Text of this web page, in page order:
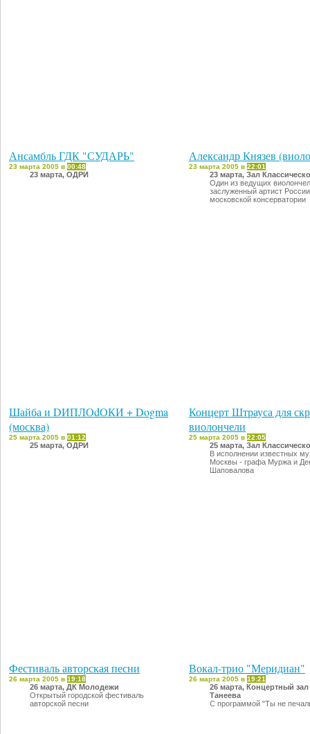
Ансамбль ГДК "СУДАРЬ"
23 марта 2005 в 00:48
23 марта, ОДРИ
Александр Князев
23 марта 2005 в 22:01
23 марта, Зал
Один из ведущих
заслуженный артист
московской консерватории
Шайба и DИПЛОdОКИ + Dogma
(москва)
25 марта 2005 в 01:12
25 марта, ОДРИ
Концерт Штрауса для
виолончели
25 марта 2005 в 22:05
25 марта, Зал
В исполнении известных
Москвы - графа Муржа и
Шаповалова
Фестиваль авторская песни
26 марта 2005 в 19:18
26 марта, ДК Молодежи
Открытый городской фестиваль
авторской песни
Вокал-трио "Меридиан"
26 марта 2005 в 19:21
26 марта, Концертный
Танеева
С программой "Ты не